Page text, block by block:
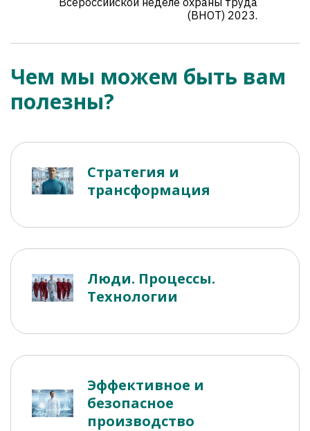
(ВНОТ) 2023.
Чем мы можем быть вам
полезны?
Стратегия и
трансформация
Люди. Процессы.
Технологии
Эффективное и
безопасное
производство